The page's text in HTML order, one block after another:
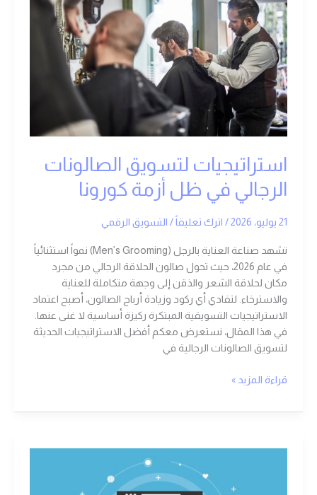
استراتيجيات لتسويق الصالونات
الرجالي في ظل أزمة كورونا
21 يوليو، 2026 / اترك تعليقاً/ التسويق الرقمي
تشهد صناعة العناية بالرجل (Men’s Grooming) نمواً استثنائياً
في عام 2026، حيث تحول صالون الحلاقة الرجالي من مجرد
مكان لحلاقة الشعر والذقن إلى وجهة متكاملة للعناية
والاسترخاء. لتفادي أي ركود وزيادة أرباح الصالون، أصبح اعتماد
الاستراتيجيات التسويقية المبتكرة ركيزة أساسية لا غنى عنها.
في هذا المقال، نستعرض معكم أفضل الاستراتيجيات الحديثة
لتسويق الصالونات الرجالية في
الرجالي
في
ظل
أزمة
كورونا
قراءة المزيد »